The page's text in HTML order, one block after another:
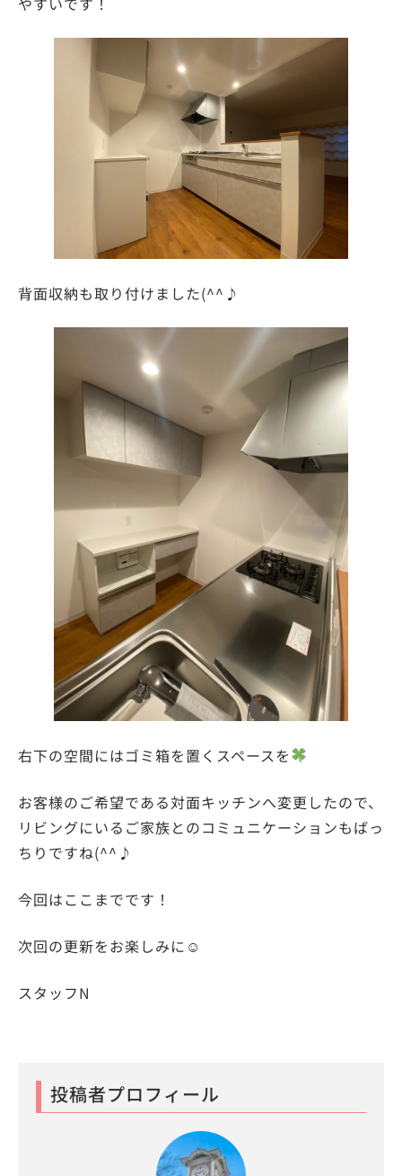
背面収納も取り付けました(^^♪
右下の空間にはゴミ箱を置くスペースを
お客様のご希望である対面キッチンへ変更したので、
リビングにいるご家族とのコミュニケーションもばっ
ちりですね(^^♪
今回はここまでです！
次回の更新をお楽しみに☺
スタッフN
投稿者プロフィール